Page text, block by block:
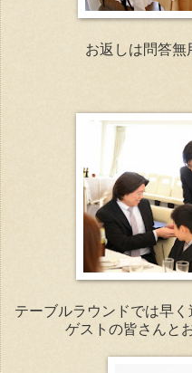
お返しは問答
テーブルラウンドでは早
ゲストの皆さんと